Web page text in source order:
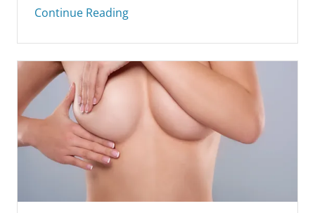
Continue Reading